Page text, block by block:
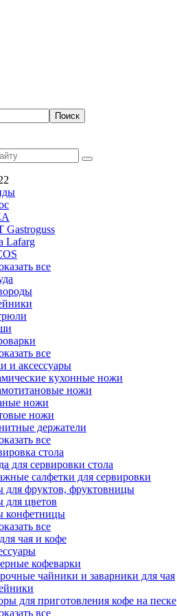
Gastroguss
Lafarg
все
все
и аксессуары
кухонные ножи
ножи
ножи
ножи
держатели
все
стола
для сервировки стола
салфетки для сервировки
для фруктов, фруктовницы
для цветов
конфетницы
все
чая и кофе
кофеварки
чайники и заварники для чая
для приготовления кофе на песке
все